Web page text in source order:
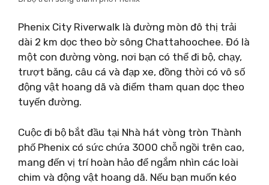
Phenix City Riverwalk là đường mòn đô thị trải
dài 2 km dọc theo bờ sông Chattahoochee. Đó là
một con đường vòng, nơi bạn có thể đi bộ, chạy,
trượt băng, câu cá và đạp xe, đồng thời có vô số
động vật hoang dã và điểm tham quan dọc theo
tuyến đường.
Cuộc đi bộ bắt đầu tại Nhà hát vòng tròn Thành
phố Phenix có sức chứa 3000 chỗ ngồi trên cao,
mang đến vị trí hoàn hảo để ngắm nhìn các loài
chim và động vật hoang dã. Nếu bạn muốn kéo